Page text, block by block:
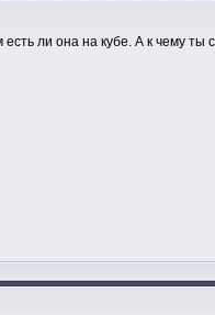
ли она на кубе. А к чему ты